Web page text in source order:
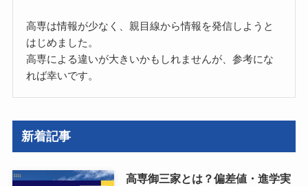
高専は情報が少なく、親目線から情報を発信しようと
はじめました。
高専による違いが大きいかもしれませんが、参考にな
れば幸いです。
新着記事
高専御三家とは？偏差値・進学実